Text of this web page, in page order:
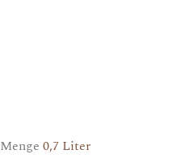
Menge 0,7 Liter